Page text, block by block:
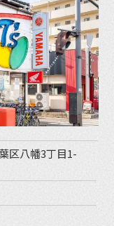
区八幡3丁目1-